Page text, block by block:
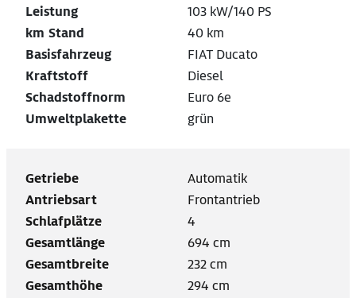
Leistung
103 kW/140 PS
km Stand
40 km
Basisfahrzeug
FIAT Ducato
Kraftstoff
Diesel
Schadstoffnorm
Euro 6e
Umweltplakette
grün
Getriebe
Automatik
Antriebsart
Frontantrieb
Schlafplätze
4
Gesamtlänge
694 cm
Gesamtbreite
232 cm
Gesamthöhe
294 cm